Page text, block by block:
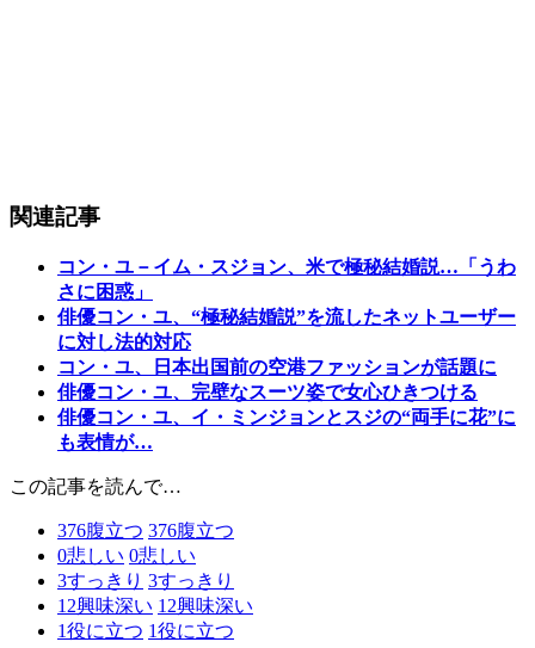
関連記事
コン・ユ－イム・スジョン、米で極秘結婚説…「うわ
さに困惑」
俳優コン・ユ、“極秘結婚説”を流したネットユーザー
に対し法的対応
コン・ユ、日本出国前の空港ファッションが話題に
俳優コン・ユ、完壁なスーツ姿で女心ひきつける
俳優コン・ユ、イ・ミンジョンとスジの“両手に花”に
も表情が…
この記事を読んで…
376腹立つ 376腹立つ
0悲しい 0悲しい
3すっきり 3すっきり
12興味深い 12興味深い
1役に立つ 1役に立つ